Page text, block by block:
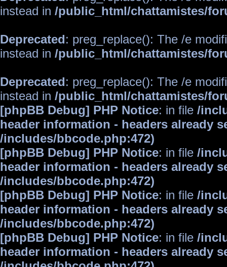
instead in /public_html/chattamistes/
Deprecated: preg_replace(): The /e
instead in /public_html/chattamistes/
Deprecated: preg_replace(): The /e
instead in /public_html/chattamistes/
[phpBB Debug] PHP Notice: in file /
header information - headers already
/includes/bbcode.php:472)
[phpBB Debug] PHP Notice: in file /
header information - headers already
/includes/bbcode.php:472)
[phpBB Debug] PHP Notice: in file /
header information - headers already
/includes/bbcode.php:472)
[phpBB Debug] PHP Notice: in file /
header information - headers already